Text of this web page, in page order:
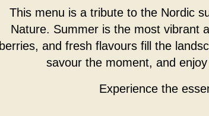
This menu is a tribute to the Nordic
Nature. Summer is the most vibrant
berries, and fresh flavours fill the
savour the moment, and
Experience the